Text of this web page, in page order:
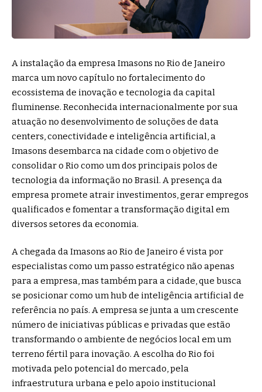
A instalação da empresa Imasons no Rio de Janeiro
marca um novo capítulo no fortalecimento do
ecossistema de inovação e tecnologia da capital
fluminense. Reconhecida internacionalmente por sua
atuação no desenvolvimento de soluções de data
centers, conectividade e inteligência artificial, a
Imasons desembarca na cidade com o objetivo de
consolidar o Rio como um dos principais polos de
tecnologia da informação no Brasil. A presença da
empresa promete atrair investimentos, gerar empregos
qualificados e fomentar a transformação digital em
diversos setores da economia.
A chegada da Imasons ao Rio de Janeiro é vista por
especialistas como um passo estratégico não apenas
para a empresa, mas também para a cidade, que busca
se posicionar como um hub de inteligência artificial de
referência no país. A empresa se junta a um crescente
número de iniciativas públicas e privadas que estão
transformando o ambiente de negócios local em um
terreno fértil para inovação. A escolha do Rio foi
motivada pelo potencial do mercado, pela
infraestrutura urbana e pelo apoio institucional